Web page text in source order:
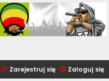
Zaloguj się
Zarejestruj się